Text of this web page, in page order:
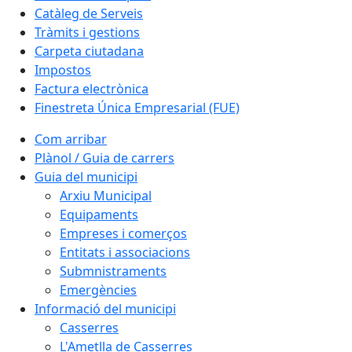
Catàleg de Serveis
Tràmits i gestions
Carpeta ciutadana
Impostos
Factura electrònica
Finestreta Única Empresarial (FUE)
Com arribar
Plànol / Guia de carrers
Guia del municipi
Arxiu Municipal
Equipaments
Empreses i comerços
Entitats i associacions
Submnistraments
Emergències
Informació del municipi
Casserres
L'Ametlla de Casserres